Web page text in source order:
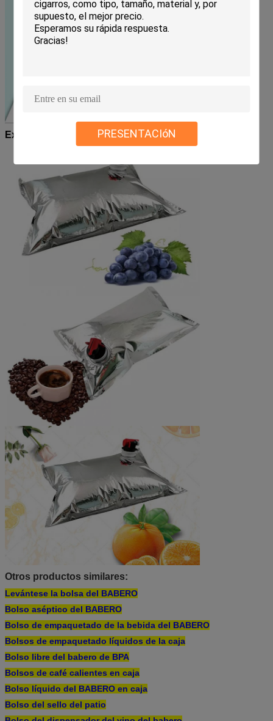
PRESENTACIóN
Exhibición del producto:
Otros productos similares:
Levántese la bolsa del BABERO
Bolso aséptico del BABERO
Bolso de empaquetado de la bebida del BABERO
Bolsos de empaquetado líquidos de la caja
Bolso libre del babero de BPA
Bolsos de café calientes en caja
Bolso líquido del BABERO en caja
Bolso del sello del patio